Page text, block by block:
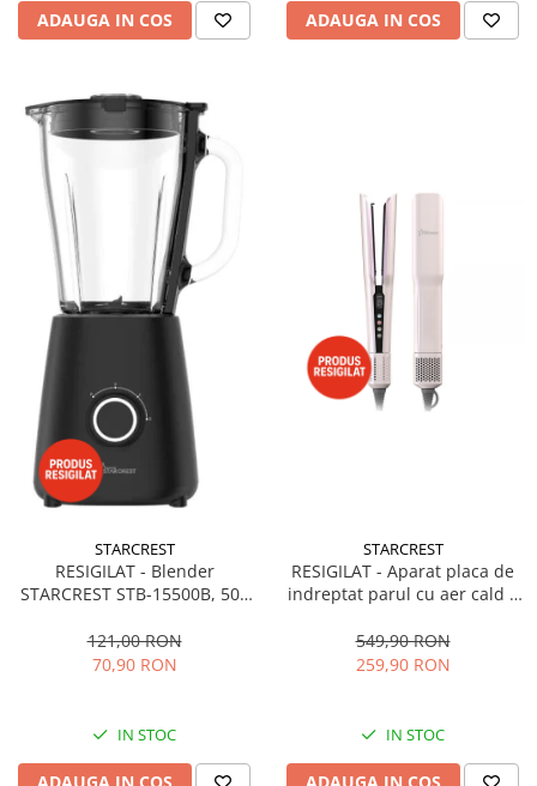
ADAUGA IN COS ADAUGA IN COS
STARCREST
RESIGILAT - Blender
STARCREST STB-15500B, 500
Pulse, Negru
121,00 RON
70,90 RON
IN STOC
STARCREST
RESIGILAT - Aparat placa de
indreptat parul cu aer cald 2
1300 W, Uscare si indreptare,
Afisaj LCD, Tehnologie cu ioni
549,90 RON
259,90 RON
IN STOC